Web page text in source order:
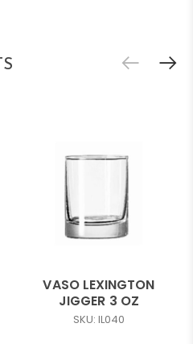
VASO LEXINGTON
JIGGER 3 OZ
SKU: IL040